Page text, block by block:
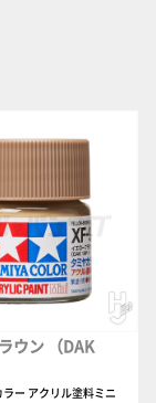
ウン （DAK
ラー アクリル塗料ミニ